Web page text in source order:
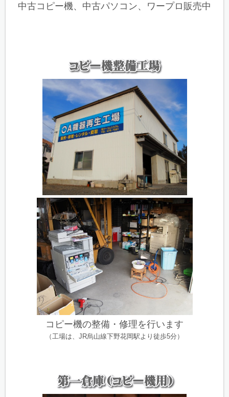
中古コピー機、中古パソコン、ワープロ販売中
コピー機の整備・修理を行います
（工場は、JR烏山線下野花岡駅より徒歩5分）